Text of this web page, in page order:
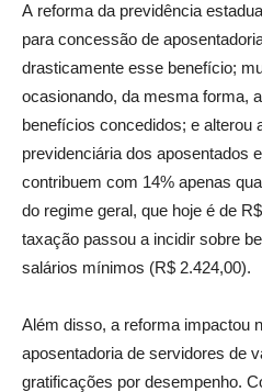
A reforma da previdência
para concessão de
drasticamente esse benefício;
ocasionando, da mesma forma,
benefícios concedidos; e alterou
previdenciária dos aposentados
contribuem com 14% apenas
do regime geral, que hoje é de
taxação passou a incidir sobre
salários mínimos (R$ 2.424,00).
Além disso, a reforma impactou
aposentadoria de servidores de
gratificações por desempenho.